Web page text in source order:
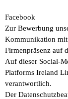
Facebook
Zur Bewerbung
Kommunikation mit
Firmenpräsenz auf
Auf dieser Social-
Platforms Ireland
verantwortlich.
Der